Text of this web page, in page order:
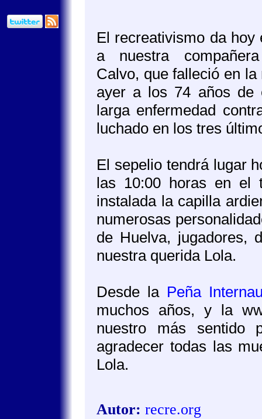
El recreativismo da hoy
a nuestra
Calvo, que falleció en la
ayer a los 74 años de
larga enfermedad
luchado en los tres
El sepelio tendrá lugar
las 10:00 horas en el
instalada la capilla
numerosas
de Huelva, jugadores,
nuestra querida Lola.
Desde la Peña
muchos años, y la
nuestro más sentido
agradecer todas las
Lola.
Autor: recre.org